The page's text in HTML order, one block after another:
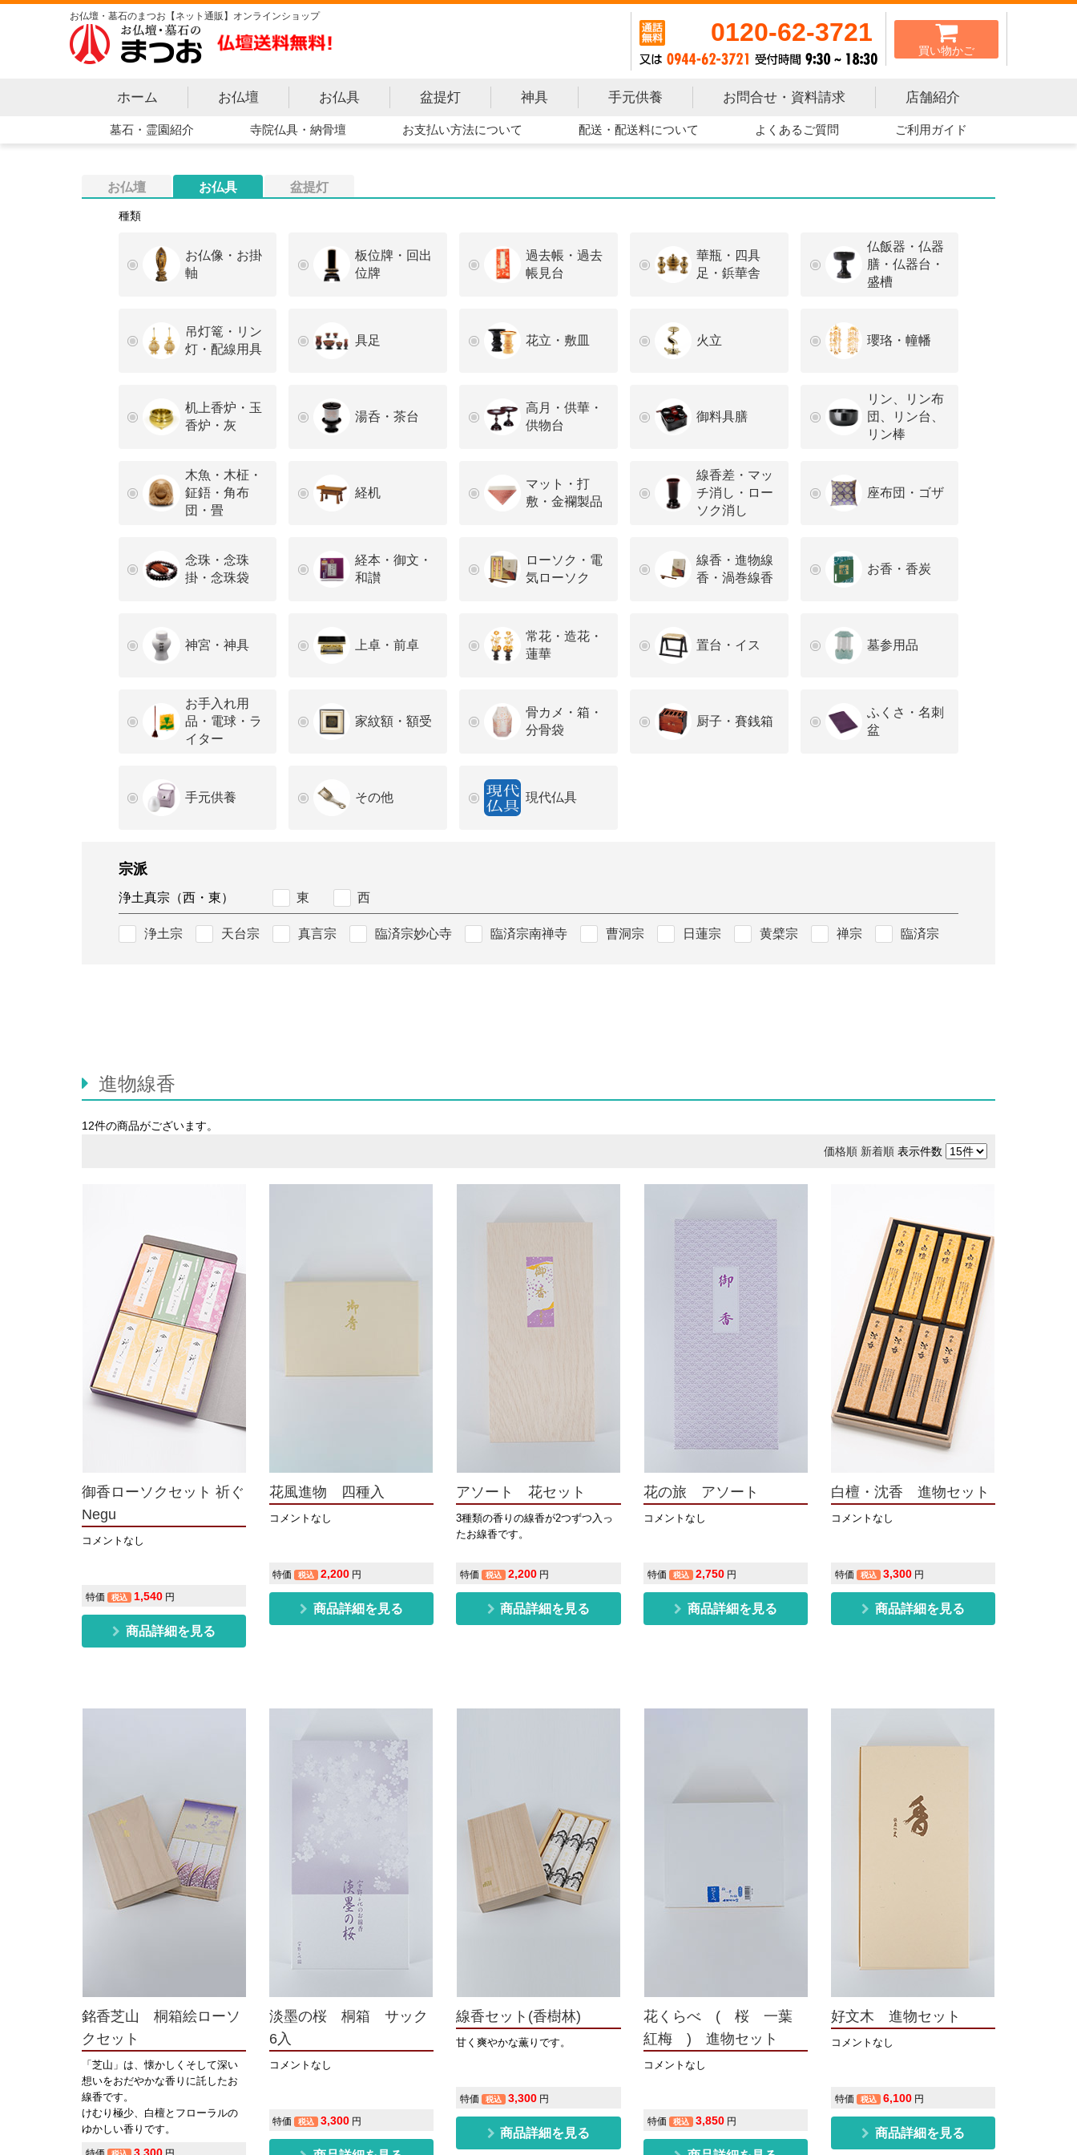
お仏壇・墓石のまつお【ネット通販】オンラインショップ
0120-62-3721
買い物かご
ホーム お仏壇 お仏具 盆提灯 神具 手元供養 お問合せ・資料請求 店舗紹介
墓石・霊園紹介 寺院仏具・納骨壇 お支払い方法について 配送・配送料について よくあるご質問 ご利用ガイド
お仏壇 お仏具 盆提灯
種類
お仏像・お掛
軸
板位牌・回出
位牌
過去帳・過去
帳見台
華瓶・四具
足・鋲華舎
仏飯器・仏器
膳・仏器台・
盛槽
吊灯篭・リン
灯・配線用具
具足 花立・敷皿 火立 瓔珞・幢幡
机上香炉・玉
香炉・灰
湯呑・茶台
高月・供華・
供物台
御料具膳
リン、リン布
団、リン台、
リン棒
木魚・木柾・
鉦鋙・角布
団・畳
経机
マット・打
敷・金襴製品
線香差・マッ
チ消し・ロー
ソク消し
座布団・ゴザ
念珠・念珠
掛・念珠袋
経本・御文・
和讃
ローソク・電
気ローソク
線香・進物線
香・渦巻線香
お香・香炭
神宮・神具 上卓・前卓
常花・造花・
蓮華
置台・イス 墓参用品
お手入れ用
品・電球・ラ
イター
家紋額・額受
骨カメ・箱・
分骨袋
厨子・賽銭箱
ふくさ・名刺
盆
手元供養 その他 現代仏具
宗派
浄土真宗（西・東） 東 西
浄土宗 天台宗 真言宗 臨済宗妙心寺 臨済宗南禅寺 曹洞宗 日蓮宗 黄檗宗 禅宗 臨済宗
進物線香
12件の商品がございます。
価格順 新着順 表示件数
御香ローソクセット 祈ぐ
Negu
コメントなし
特価 税込 1,540円
商品詳細を見る
花風進物 四種入
コメントなし
特価 税込 2,200 円
商品詳細を見る
アソート 花セット
3種類の香りの線香が2つずつ入っ
たお線香です。
特価 税込 2,200 円
商品詳細を見る
花の旅 アソート
コメントなし
特価 税込 2,750円
商品詳細を見る
白檀・沈香 進物セット
コメントなし
特価 税込 3,300円
商品詳細を見る
銘香芝山 桐箱絵ローソ
クセット
「芝山」は、懐かしくそして深い
想いをおだやかな香りに託したお
線香です。
けむり極少、白檀とフローラルの
ゆかしい香りです。
淡墨の桜 桐箱 サック
6入
コメントなし
特価 税込 3,300 円
線香セット(香樹林)
甘く爽やかな薫りです。
特価 税込 3,300 円
商品詳細を見る
花くらべ ( 桜 一葉
紅梅 ) 進物セット
コメントなし
特価 税込 3,850円
好文木 進物セット
コメントなし
特価 税込 6,100円
商品詳細を見る